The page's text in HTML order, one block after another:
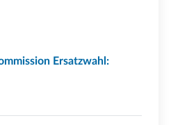
Ersatzwahl: